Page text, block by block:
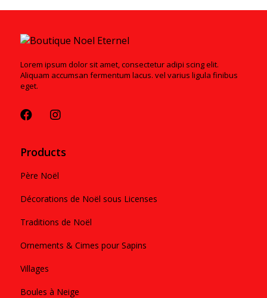
Lorem ipsum dolor sit amet, consectetur adipi scing elit.
Aliquam accumsan fermentum lacus. vel varius ligula finibus
eget.
Products
Père Noël
Décorations de Noël sous Licenses
Traditions de Noël
Ornements & Cimes pour Sapins
Villages
Boules à Neige